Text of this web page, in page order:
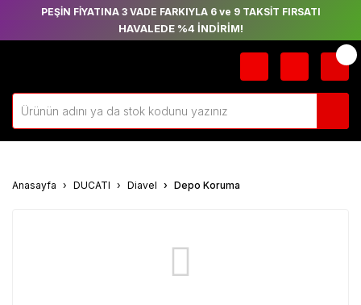
PEŞİN FİYATINA 3 VADE FARKIYLA 6 ve 9 TAKSİT FIRSATI
HAVALEDE %4 İNDİRİM!
Anasayfa DUCATI Diavel Depo Koruma